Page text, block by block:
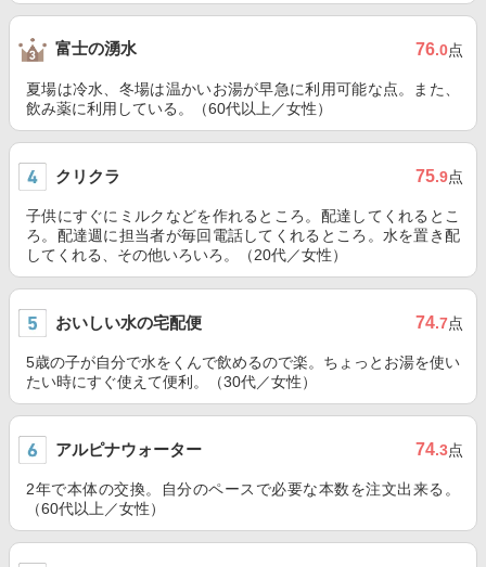
富士の湧水 76.0点
夏場は冷水、冬場は温かいお湯が早急に利用可能な点。また、
飲み薬に利用している。（60代以上／女性）
クリクラ 75.9点
子供にすぐにミルクなどを作れるところ。配達してくれるとこ
ろ。配達週に担当者が毎回電話してくれるところ。水を置き配
してくれる、その他いろいろ。（20代／女性）
おいしい水の宅配便 74.7点
5歳の子が自分で水をくんで飲めるので楽。ちょっとお湯を使い
たい時にすぐ使えて便利。（30代／女性）
アルピナウォーター 74.3点
2年で本体の交換。自分のペースで必要な本数を注文出来る。
（60代以上／女性）